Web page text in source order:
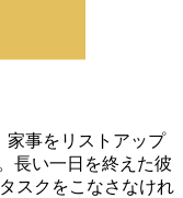
家事をリストアップ
長い一日を終えた彼
スクをこなさなけれ